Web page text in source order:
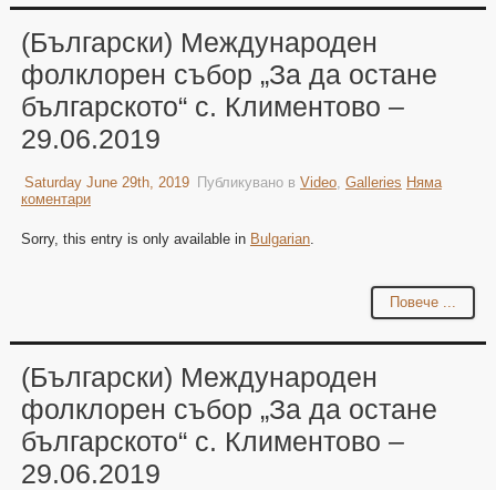
(Български) Международен
фолклорен събор „За да остане
българското“ с. Климентово –
29.06.2019
Saturday June 29th, 2019 Публикувано в Video, Galleries Няма
коментари
Sorry, this entry is only available in Bulgarian.
Повече ...
(Български) Международен
фолклорен събор „За да остане
българското“ с. Климентово –
29.06.2019